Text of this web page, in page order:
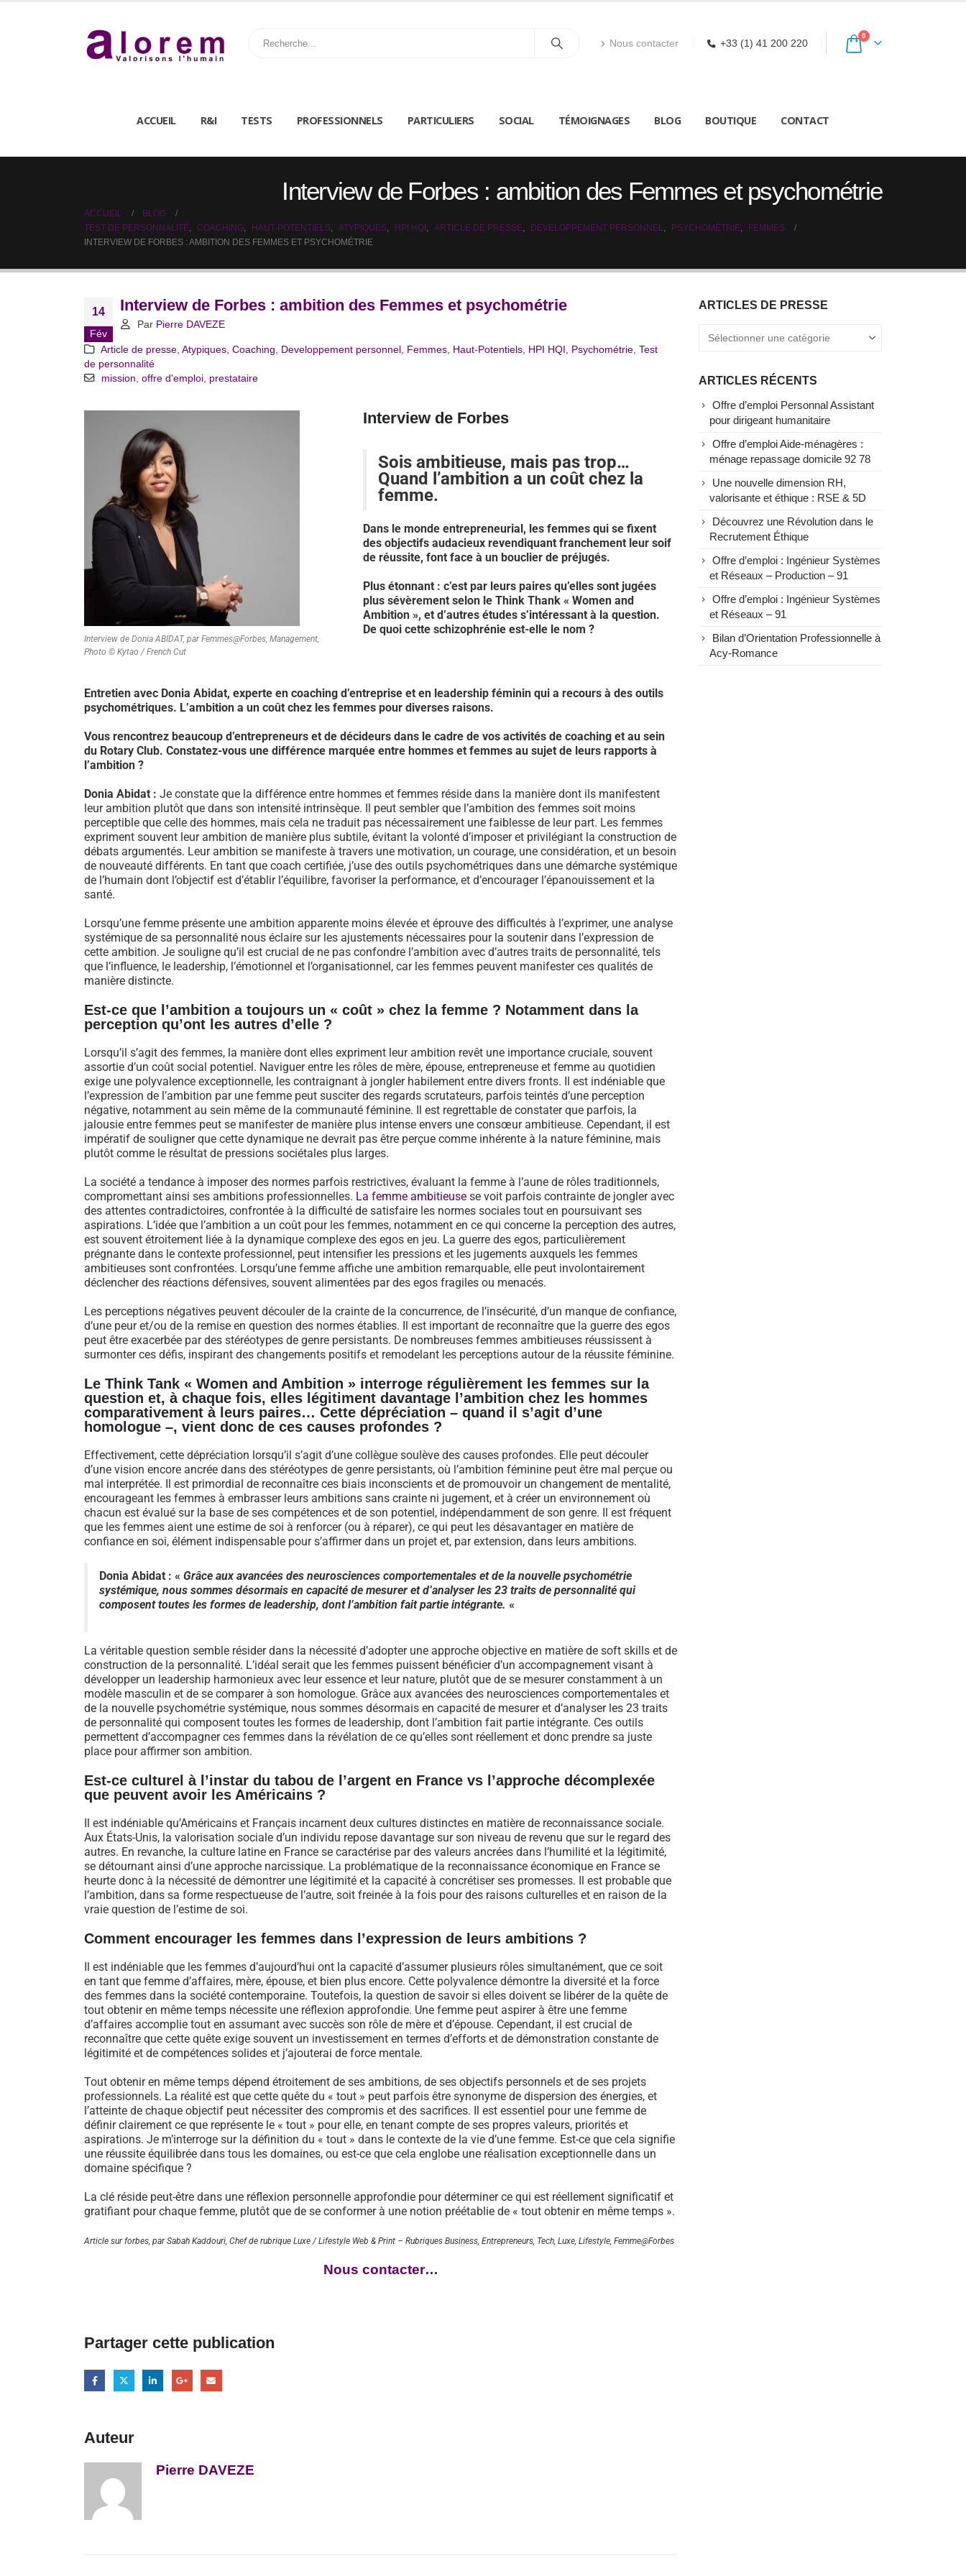
Nous contacter +33 (1) 41 200 220
0
ACCUEIL R&I TESTS PROFESSIONNELS PARTICULIERS SOCIAL TÉMOIGNAGES BLOG BOUTIQUE CONTACT
Interview de Forbes : ambition des Femmes et psychométrie
ACCUEIL
BLOG
TEST DE PERSONNALITÉ
COACHING HAUT-POTENTIELS ATYPIQUES HPI HQI ARTICLE DE PRESSE DEVELOPPEMENT PERSONNEL PSYCHOMÉTRIE
FEMMES
INTERVIEW DE FORBES : AMBITION DES FEMMES ET PSYCHOMÉTRIE
14
Fév
Interview de Forbes : ambition des Femmes et psychométrie
Par Pierre DAVEZE
Article de presse ,Atypiques ,Coaching Developpement personnel Femmes Haut-Potentiels HPI HQI Psychométrie ,Test
de personnalité
mission ,offre d'emploi prestataire
Interview de Donia ABIDAT, par Femmes@Forbes, Management,
Photo © Kytao / French Cut
Interview de Forbes
Sois ambitieuse, mais pas trop…
Quand l’ambition a un coût chez la
femme.
Dans le monde entrepreneurial, les femmes qui se fixent
des objectifs audacieux revendiquant franchement leur soif
de réussite, font face à un bouclier de préjugés.
Plus étonnant : c’est par leurs paires qu’elles sont jugées
plus sévèrement selon le Think Thank « Women and
Ambition », et d’autres études s’intéressant à la question.
De quoi cette schizophrénie est-elle le nom ?
Entretien avec Donia Abidat, experte en coaching d’entreprise et en leadership féminin qui a recours à des outils
psychométriques. L’ambition a un coût chez les femmes pour diverses raisons.
Vous rencontrez beaucoup d’entrepreneurs et de décideurs dans le cadre de vos activités de coaching et au sein
du Rotary Club. Constatez-vous une différence marquée entre hommes et femmes au sujet de leurs rapports à
l’ambition ?
Donia Abidat : Je constate que la différence entre hommes et femmes réside dans la manière dont ils manifestent
leur ambition plutôt que dans son intensité intrinsèque. Il peut sembler que l’ambition des femmes soit moins
perceptible que celle des hommes, mais cela ne traduit pas nécessairement une faiblesse de leur part. Les femmes
expriment souvent leur ambition de manière plus subtile, évitant la volonté d’imposer et privilégiant la construction de
débats argumentés. Leur ambition se manifeste à travers une motivation, un courage, une considération, et un besoin
de nouveauté différents. En tant que coach certifiée, j’use des outils psychométriques dans une démarche systémique
de l’humain dont l’objectif est d’établir l’équilibre, favoriser la performance, et d’encourager l’épanouissement et la
santé.
Lorsqu’une femme présente une ambition apparente moins élevée et éprouve des difficultés à l’exprimer, une analyse
systémique de sa personnalité nous éclaire sur les ajustements nécessaires pour la soutenir dans l’expression de
cette ambition. Je souligne qu’il est crucial de ne pas confondre l’ambition avec d’autres traits de personnalité, tels
que l’influence, le leadership, l’émotionnel et l’organisationnel, car les femmes peuvent manifester ces qualités de
manière distincte.
Est-ce que l’ambition a toujours un « coût » chez la femme ? Notamment dans la
perception qu’ont les autres d’elle ?
Lorsqu’il s’agit des femmes, la manière dont elles expriment leur ambition revêt une importance cruciale, souvent
assortie d’un coût social potentiel. Naviguer entre les rôles de mère, épouse, entrepreneuse et femme au quotidien
exige une polyvalence exceptionnelle, les contraignant à jongler habilement entre divers fronts. Il est indéniable que
l’expression de l’ambition par une femme peut susciter des regards scrutateurs, parfois teintés d’une perception
négative, notamment au sein même de la communauté féminine. Il est regrettable de constater que parfois, la
jalousie entre femmes peut se manifester de manière plus intense envers une consœur ambitieuse. Cependant, il est
impératif de souligner que cette dynamique ne devrait pas être perçue comme inhérente à la nature féminine, mais
plutôt comme le résultat de pressions sociétales plus larges.
La société a tendance à imposer des normes parfois restrictives, évaluant la femme à l’aune de rôles traditionnels,
compromettant ainsi ses ambitions professionnelles. La femme ambitieuse se voit parfois contrainte de jongler avec
des attentes contradictoires, confrontée à la difficulté de satisfaire les normes sociales tout en poursuivant ses
aspirations. L’idée que l’ambition a un coût pour les femmes, notamment en ce qui concerne la perception des autres,
est souvent étroitement liée à la dynamique complexe des egos en jeu. La guerre des egos, particulièrement
prégnante dans le contexte professionnel, peut intensifier les pressions et les jugements auxquels les femmes
ambitieuses sont confrontées. Lorsqu’une femme affiche une ambition remarquable, elle peut involontairement
déclencher des réactions défensives, souvent alimentées par des egos fragiles ou menacés.
Les perceptions négatives peuvent découler de la crainte de la concurrence, de l’insécurité, d’un manque de confiance,
d’une peur et/ou de la remise en question des normes établies. Il est important de reconnaître que la guerre des egos
peut être exacerbée par des stéréotypes de genre persistants. De nombreuses femmes ambitieuses réussissent à
surmonter ces défis, inspirant des changements positifs et remodelant les perceptions autour de la réussite féminine.
Le Think Tank « Women and Ambition » interroge régulièrement les femmes sur la
question et, à chaque fois, elles légitiment davantage l’ambition chez les hommes
comparativement à leurs paires… Cette dépréciation – quand il s’agit d’une
homologue –, vient donc de ces causes profondes ?
Effectivement, cette dépréciation lorsqu’il s’agit d’une collègue soulève des causes profondes. Elle peut découler
d’une vision encore ancrée dans des stéréotypes de genre persistants, où l’ambition féminine peut être mal perçue ou
mal interprétée. Il est primordial de reconnaître ces biais inconscients et de promouvoir un changement de mentalité,
encourageant les femmes à embrasser leurs ambitions sans crainte ni jugement, et à créer un environnement où
chacun est évalué sur la base de ses compétences et de son potentiel, indépendamment de son genre. Il est fréquent
que les femmes aient une estime de soi à renforcer (ou à réparer), ce qui peut les désavantager en matière de
confiance en soi, élément indispensable pour s’affirmer dans un projet et, par extension, dans leurs ambitions.
Donia Abidat : « Grâce aux avancées des neurosciences comportementales et de la nouvelle psychométrie
systémique, nous sommes désormais en capacité de mesurer et d’analyser les 23 traits de personnalité qui
composent toutes les formes de leadership, dont l’ambition fait partie intégrante. «
La véritable question semble résider dans la nécessité d’adopter une approche objective en matière de soft skills et de
construction de la personnalité. L’idéal serait que les femmes puissent bénéficier d’un accompagnement visant à
développer un leadership harmonieux avec leur essence et leur nature, plutôt que de se mesurer constamment à un
modèle masculin et de se comparer à son homologue. Grâce aux avancées des neurosciences comportementales et
de la nouvelle psychométrie systémique, nous sommes désormais en capacité de mesurer et d’analyser les 23 traits
de personnalité qui composent toutes les formes de leadership, dont l’ambition fait partie intégrante. Ces outils
permettent d’accompagner ces femmes dans la révélation de ce qu’elles sont réellement et donc prendre sa juste
place pour affirmer son ambition.
Est-ce culturel à l’instar du tabou de l’argent en France vs l’approche décomplexée
que peuvent avoir les Américains ?
Il est indéniable qu’Américains et Français incarnent deux cultures distinctes en matière de reconnaissance sociale.
Aux États-Unis, la valorisation sociale d’un individu repose davantage sur son niveau de revenu que sur le regard des
autres. En revanche, la culture latine en France se caractérise par des valeurs ancrées dans l’humilité et la légitimité,
se détournant ainsi d’une approche narcissique. La problématique de la reconnaissance économique en France se
heurte donc à la nécessité de démontrer une légitimité et la capacité à concrétiser ses promesses. Il est probable que
l’ambition, dans sa forme respectueuse de l’autre, soit freinée à la fois pour des raisons culturelles et en raison de la
vraie question de l’estime de soi.
Comment encourager les femmes dans l’expression de leurs ambitions ?
Il est indéniable que les femmes d’aujourd’hui ont la capacité d’assumer plusieurs rôles simultanément, que ce soit
en tant que femme d’affaires, mère, épouse, et bien plus encore. Cette polyvalence démontre la diversité et la force
des femmes dans la société contemporaine. Toutefois, la question de savoir si elles doivent se libérer de la quête de
tout obtenir en même temps nécessite une réflexion approfondie. Une femme peut aspirer à être une femme
d’affaires accomplie tout en assumant avec succès son rôle de mère et d’épouse. Cependant, il est crucial de
reconnaître que cette quête exige souvent un investissement en termes d’efforts et de démonstration constante de
légitimité et de compétences solides et j’ajouterai de force mentale.
Tout obtenir en même temps dépend étroitement de ses ambitions, de ses objectifs personnels et de ses projets
professionnels. La réalité est que cette quête du « tout » peut parfois être synonyme de dispersion des énergies, et
l’atteinte de chaque objectif peut nécessiter des compromis et des sacrifices. Il est essentiel pour une femme de
définir clairement ce que représente le « tout » pour elle, en tenant compte de ses propres valeurs, priorités et
aspirations. Je m’interroge sur la définition du « tout » dans le contexte de la vie d’une femme. Est-ce que cela signifie
une réussite équilibrée dans tous les domaines, ou est-ce que cela englobe une réalisation exceptionnelle dans un
domaine spécifique ?
La clé réside peut-être dans une réflexion personnelle approfondie pour déterminer ce qui est réellement significatif et
gratifiant pour chaque femme, plutôt que de se conformer à une notion préétablie de « tout obtenir en même temps ».
Article sur forbes, par Sabah Kaddouri, Chef de rubrique Luxe / Lifestyle Web & Print – Rubriques Business, Entrepreneurs, Tech, Luxe, Lifestyle, Femme@Forbes
Nous contacter…
Partager cette publication
Auteur
Pierre DAVEZE
ARTICLES DE PRESSE
ARTICLES RÉCENTS
Offre d’emploi Personnal Assistant
pour dirigeant humanitaire
Offre d’emploi Aide-ménagères :
ménage repassage domicile 92 78
Une nouvelle dimension RH,
valorisante et éthique : RSE & 5D
Découvrez une Révolution dans le
Recrutement Éthique
Offre d’emploi : Ingénieur Systèmes
et Réseaux – Production – 91
Offre d’emploi : Ingénieur Systèmes
et Réseaux – 91
Bilan d’Orientation Professionnelle à
Acy-Romance